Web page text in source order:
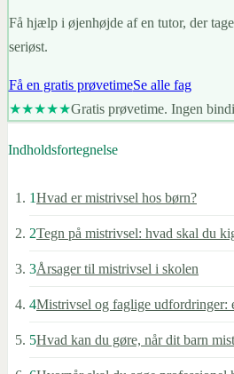
Få hjælp i øjenhøjde af en tutor, der
seriøst.
Få en gratis prøvetimeSe alle fag
★★★★★Gratis prøvetime. Ingen
Indholdsfortegnelse
1Hvad er mistrivsel hos børn?
2Tegn på mistrivsel: hvad skal du
3Årsager til mistrivsel i skolen
4Mistrivsel og faglige udfordringer:
5Hvad kan du gøre, når dit barn